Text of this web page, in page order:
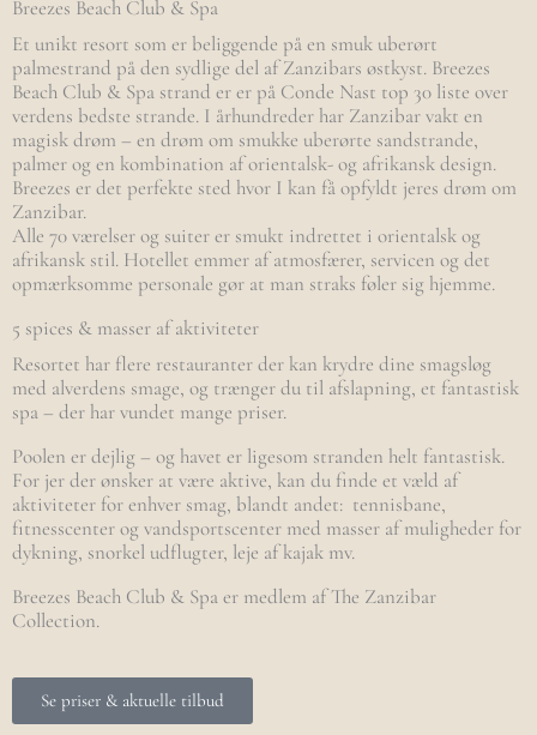
Breezes Beach Club & Spa
Et unikt resort som er beliggende på en smuk uberørt
palmestrand på den sydlige del af Zanzibars østkyst. Breezes
Beach Club & Spa strand er er på Conde Nast top 30 liste over
verdens bedste strande. I århundreder har Zanzibar vakt en
magisk drøm – en drøm om smukke uberørte sandstrande,
palmer og en kombination af orientalsk- og afrikansk design.
Breezes er det perfekte sted hvor I kan få opfyldt jeres drøm om
Zanzibar.
Alle 70 værelser og suiter er smukt indrettet i orientalsk og
afrikansk stil. Hotellet emmer af atmosfærer, servicen og det
opmærksomme personale gør at man straks føler sig hjemme.
5 spices & masser af aktiviteter
Resortet har flere restauranter der kan krydre dine smagsløg
med alverdens smage, og trænger du til afslapning, et fantastisk
spa – der har vundet mange priser.
Poolen er dejlig – og havet er ligesom stranden helt fantastisk.
For jer der ønsker at være aktive, kan du finde et væld af
aktiviteter for enhver smag, blandt andet: tennisbane,
fitnesscenter og vandsportscenter med masser af muligheder for
dykning, snorkel udflugter, leje af kajak mv.
Breezes Beach Club & Spa er medlem af The Zanzibar
Collection.
Se priser & aktuelle tilbud